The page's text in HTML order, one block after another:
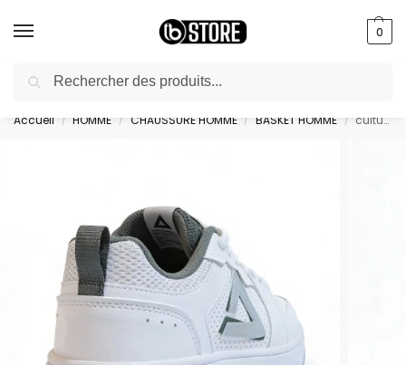
0
livraison gratuite au bureau dès 10000 DA avec paiement en ligne
Accueil / HOMME / CHAUSSURE HOMME / BASKET HOMME / culture shoes-white/green – EXT52897B-107C